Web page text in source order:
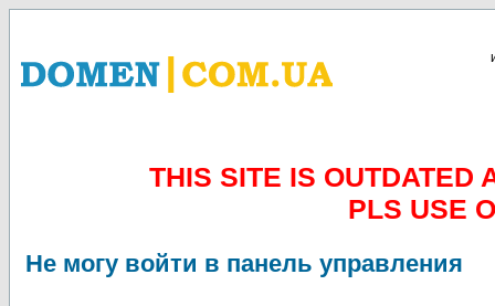
THIS SITE IS OUTDATED
PLS USE
Не могу войти в панель управления